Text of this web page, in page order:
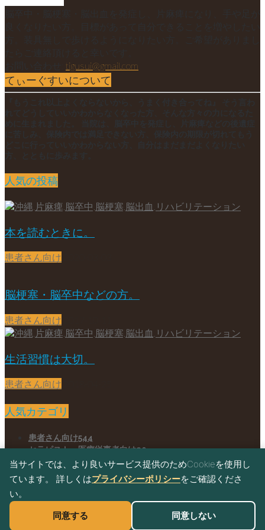
tigusui@gmail.com
てぃーぐすいについて
人気の投稿
本を読むときに。
患者さん向け
脳梗塞・脳卒中などの方。
患者さん向け
生活習慣は大切。
患者さん向け
人気カテゴリ
患者さん向け544
セラピスト、医療従事者向け20
プログラミング教室 0
Home
予約・お問い合わせ
© 沖縄片麻痺失語症専門院てぃーぐすい
当サイトでは、より良いサービス提供のためCookieを使用し
ています。 詳しくはプライバシーポリシーをご確認くださ
い。
同意する
同意しない